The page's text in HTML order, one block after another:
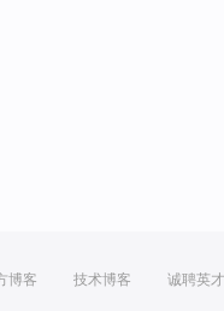
博客 技术博客 诚聘英才